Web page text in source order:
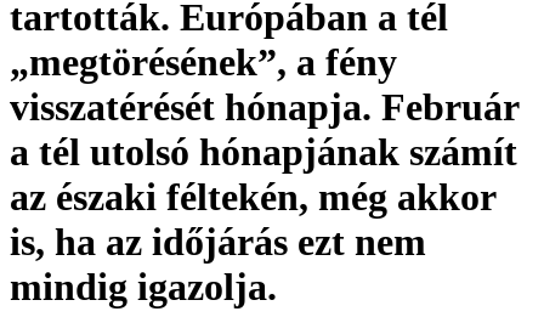
tartották. Európában a tél
„megtörésének”, a fény
visszatérését hónapja. Február
a tél utolsó hónapjának számít
az északi féltekén, még akkor
is, ha az időjárás ezt nem
mindig igazolja.